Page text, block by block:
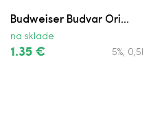
Budweiser Budvar Ori...
na sklade
1.35 € 5%, 0,5l